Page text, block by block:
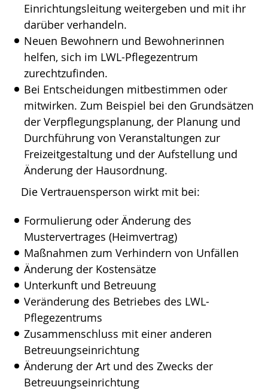
Einrichtungsleitung weitergeben und mit ihr
darüber verhandeln.
Neuen Bewohnern und Bewohnerinnen
helfen, sich im LWL-Pflegezentrum
zurechtzufinden.
Bei Entscheidungen mitbestimmen oder
mitwirken. Zum Beispiel bei den Grundsätzen
der Verpflegungsplanung, der Planung und
Durchführung von Veranstaltungen zur
Freizeitgestaltung und der Aufstellung und
Änderung der Hausordnung.
Die Vertrauensperson wirkt mit bei:
Formulierung oder Änderung des
Mustervertrages (Heimvertrag)
Maßnahmen zum Verhindern von Unfällen
Änderung der Kostensätze
Unterkunft und Betreuung
Veränderung des Betriebes des LWL-
Pflegezentrums
Zusammenschluss mit einer anderen
Betreuungseinrichtung
Änderung der Art und des Zwecks der
Betreuungseinrichtung